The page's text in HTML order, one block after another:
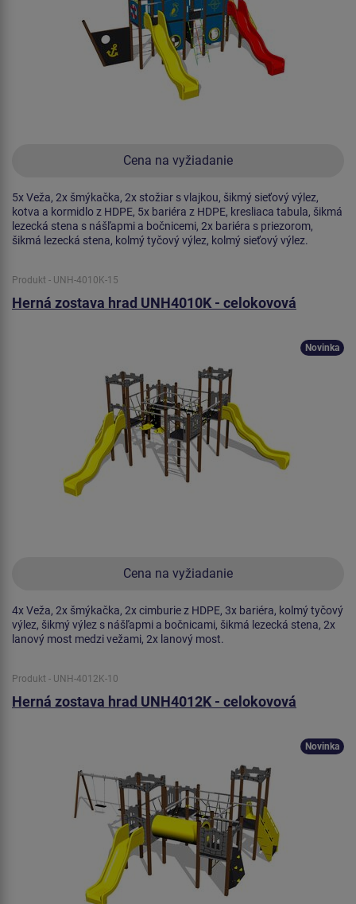
Cena na vyžiadanie
5x Veža, 2x šmýkačka, 2x stožiar s vlajkou, šikmý sieťový výlez,
kotva a kormidlo z HDPE, 5x bariéra z HDPE, kresliaca tabula, šikmá
lezecká stena s nášľapmi a bočnicemi, 2x bariéra s priezorom,
šikmá lezecká stena, kolmý tyčový výlez, kolmý sieťový výlez.
Produkt - UNH-4010K-15
Herná zostava hrad UNH4010K - celokovová
Cena na vyžiadanie
Novinka
4x Veža, 2x šmýkačka, 2x cimburie z HDPE, 3x bariéra, kolmý tyčový
výlez, šikmý výlez s nášľapmi a bočnicami, šikmá lezecká stena, 2x
lanový most medzi vežami, 2x lanový most.
Produkt - UNH-4012K-10
Herná zostava hrad UNH4012K - celokovová
Novinka